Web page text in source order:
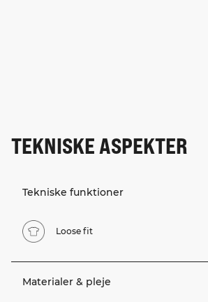
TEKNISKE ASPEKTER
Tekniske funktioner
Loose fit
Materialer & pleje